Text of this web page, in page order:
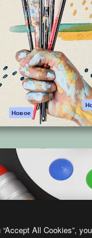
Новое
Пакету ИИ
Служба
поддержки
Условия и
положения
Политика
Оригиналы
Политика
cookie
Центр
Партнеры
Предприятие
All Cookies”,